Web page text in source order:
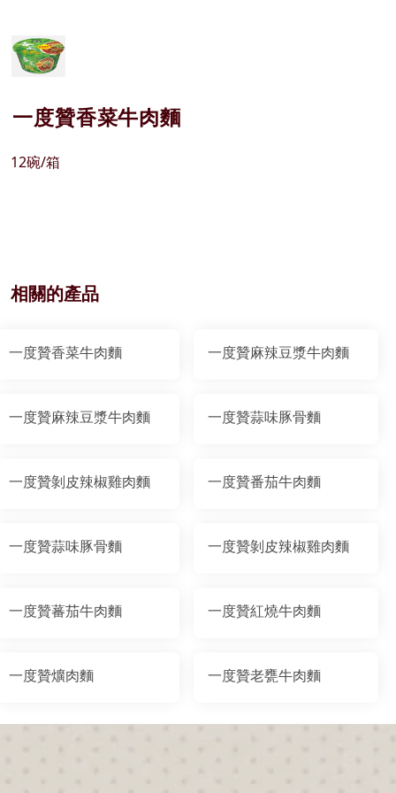
一度贊香菜牛肉麵
12碗/箱
相關的產品
一度贊香菜牛肉麵 一度贊麻辣豆漿牛肉麵
一度贊麻辣豆漿牛肉麵 一度贊蒜味豚骨麵
一度贊剝皮辣椒雞肉麵 一度贊番茄牛肉麵
一度贊蒜味豚骨麵 一度贊剝皮辣椒雞肉麵
一度贊蕃茄牛肉麵 一度贊紅燒牛肉麵
一度贊爌肉麵 一度贊老甕牛肉麵